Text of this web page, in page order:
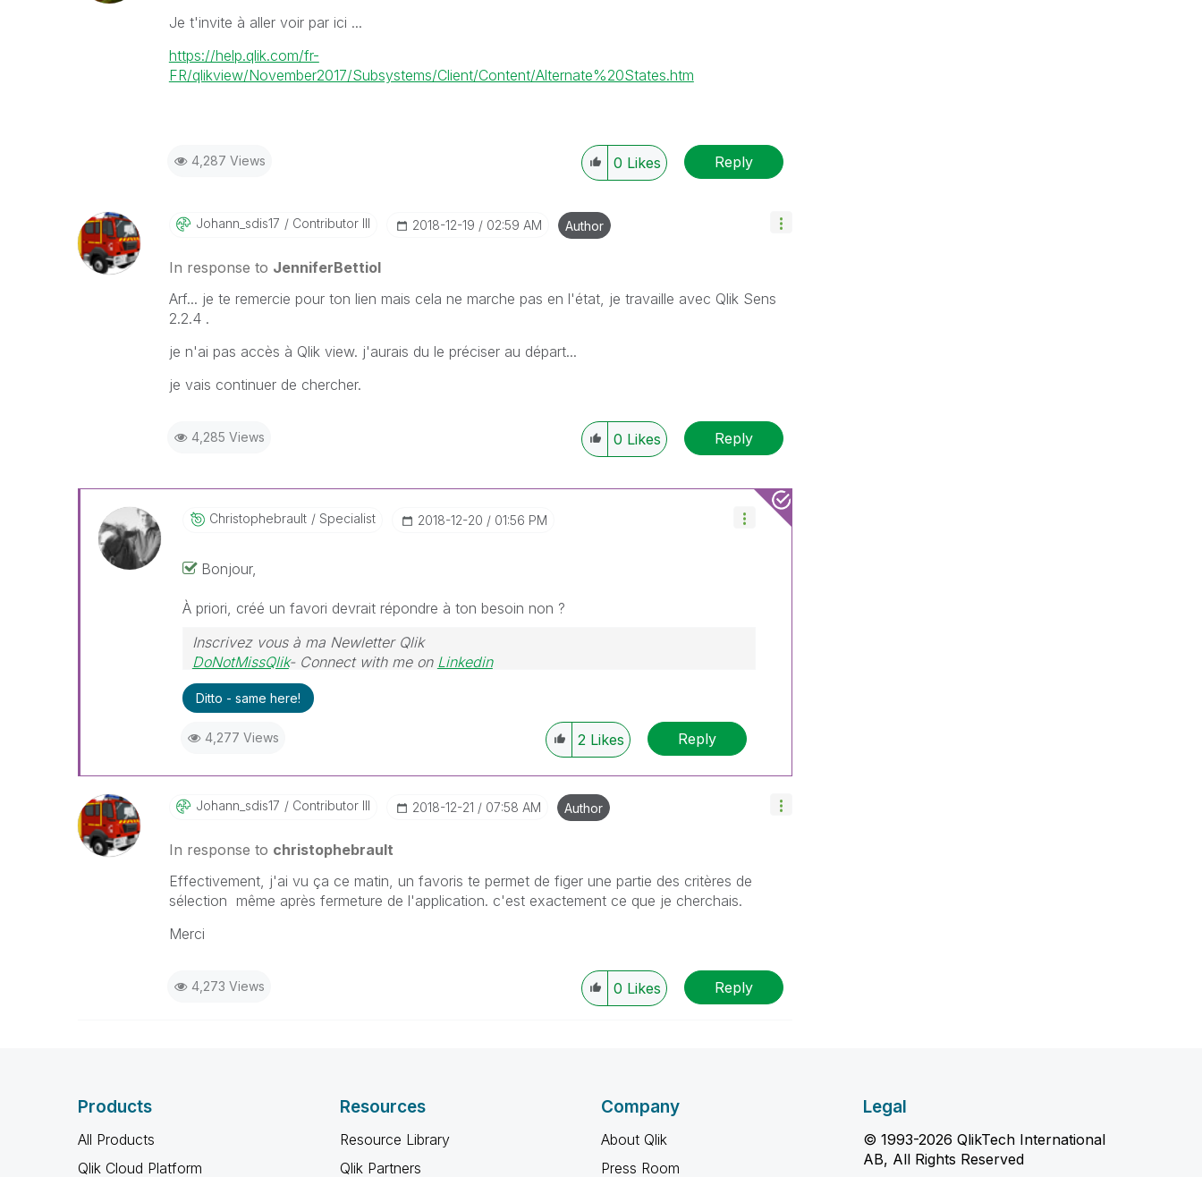
Je t'invite à aller voir par ici ...
https://help.qlik.com/fr-
FR/qlikview/November2017/Subsystems/Client/Content/Alternate%20States.htm
4,287 Views 0 Likes Reply
Johann_sdis17 Contributor III ‎2018-12-19 02:59 AM Author
In response to JenniferBettiol
Arf... je te remercie pour ton lien mais cela ne marche pas en l'état, je travaille avec Qlik Sens
2.2.4 .
je n'ai pas accès à Qlik view. j'aurais du le préciser au départ...
je vais continuer de chercher.
4,285 Views 0 Likes Reply
ChristophebraulT Specialist ‎2018-12-20 01:56 PM
Bonjour,
À priori, créé un favori devrait répondre à ton besoin non ?
Inscrivez vous à ma Newletter Qlik
DoNotMissQlik- Connect with me on Linkedin
Ditto - same here!
4,277 Views 2 Likes Reply
Johann_sdis17 Contributor III ‎2018-12-21 07:58 AM Author
In response to christophebrault
Effectivement, j'ai vu ça ce matin, un favoris te permet de figer une partie des critères de
sélection même après fermeture de l'application. c'est exactement ce que je cherchais.
Merci
4,273 Views 0 Likes Reply
Products
All Products
Qlik Cloud Platform
Resources
Resource Library
Qlik Partners
Company
About Qlik
Press Room
Legal
© 1993-2026 QlikTech International
AB, All Rights Reserved